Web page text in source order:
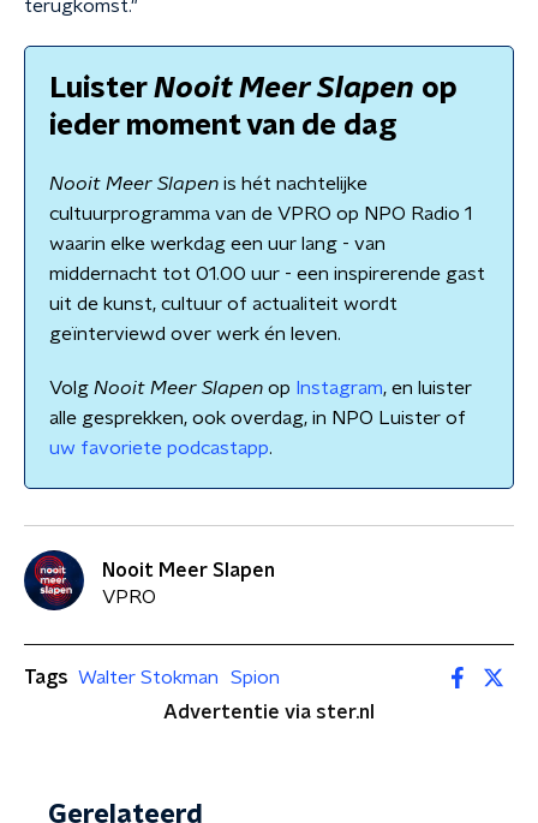
terugkomst."
Luister Nooit Meer Slapen op
ieder moment van de dag
Nooit Meer Slapen is hét nachtelijke
cultuurprogramma van de VPRO op NPO Radio 1
waarin elke werkdag een uur lang - van
middernacht tot 01.00 uur - een inspirerende gast
uit de kunst, cultuur of actualiteit wordt
geïnterviewd over werk én leven.
Volg Nooit Meer Slapen op Instagram, en luister
alle gesprekken, ook overdag, in NPO Luister of
uw favoriete podcastapp.
Nooit Meer Slapen
VPRO
Tags Walter Stokman
Spion
Advertentie via ster.nl
Gerelateerd